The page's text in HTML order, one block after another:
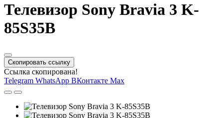
Телевизор Sony Bravia 3 K-
85S35B
Скопировать ссылку
Ссылка скопирована!
Telegram WhatsApp ВКонтакте Max